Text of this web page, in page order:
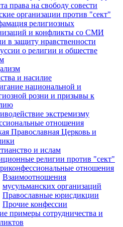
права на свободу совести
организации против "сект"
религиозных
и конфликты со СМИ
в защиту нравственности
о религии и обществе
и насилие
национальной и
розни и призывы к
экстремизму
отношения
Православная Церковь и
и ислам
религии против "сект"
отношения
Взаимоотношения
мусульманских организаций
Православные юрисдикции
Прочие конфессии
примеры сотрудничества и